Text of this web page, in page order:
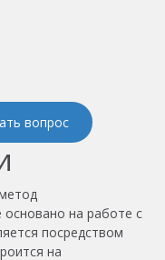
вопрос
основано на работе с
посредством
на